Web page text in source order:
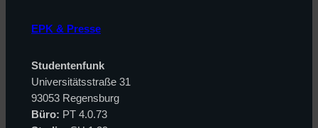
EPK & Presse
Studentenfunk
Universitätsstraße 31
93053 Regensburg
Büro: PT 4.0.73